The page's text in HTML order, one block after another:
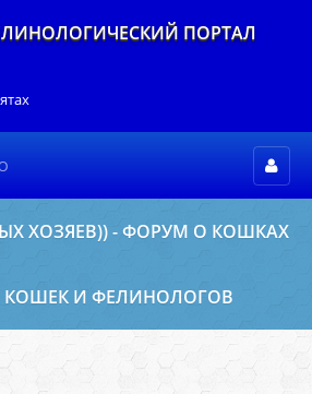
ПОРТАЛ
ХОЗЯЕВ)) - ФОРУМ О КОШКАХ
И ФЕЛИНОЛОГОВ